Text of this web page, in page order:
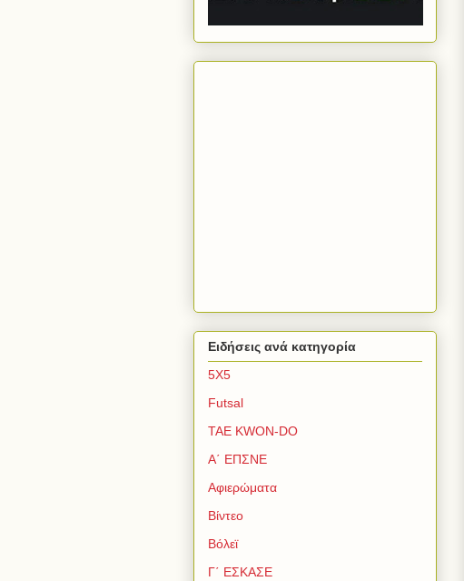
Ειδήσεις ανά κατηγορία
5Χ5
Futsal
TAE KWON-DO
Α΄ ΕΠΣΝΕ
Αφιερώματα
Βίντεο
Βόλεϊ
Γ΄ ΕΣΚΑΣΕ